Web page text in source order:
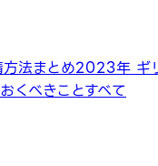
法まとめ2023年 ギ
くべきことすべて